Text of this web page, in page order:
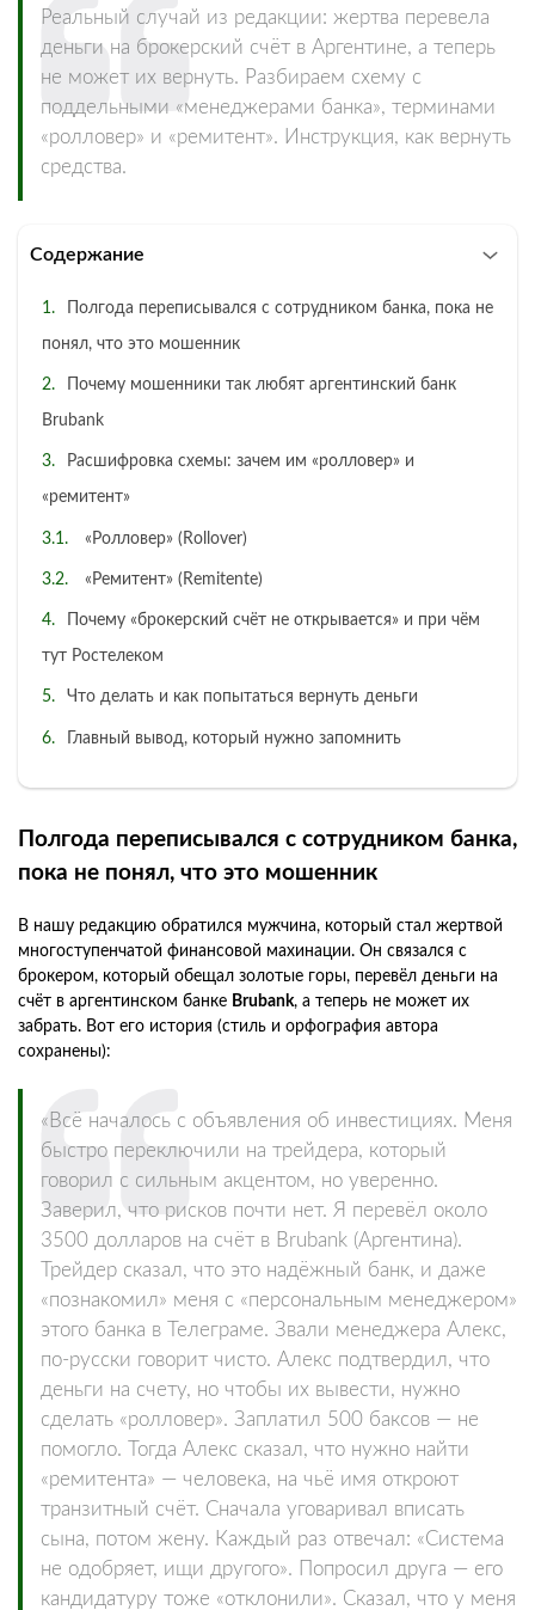
Реальный случай из редакции: жертва перевела
деньги на брокерский счёт в Аргентине, а теперь
не может их вернуть. Разбираем схему с
поддельными «менеджерами банка», терминами
«ролловер» и «ремитент». Инструкция, как вернуть
средства.
Содержание
Полгода переписывался с сотрудником банка, пока не
понял, что это мошенник
Почему мошенники так любят аргентинский банк
Brubank
Расшифровка схемы: зачем им «ролловер» и
«ремитент»
«Ролловер» (Rollover)
«Ремитент» (Remitente)
Почему «брокерский счёт не открывается» и при чём
тут Ростелеком
Что делать и как попытаться вернуть деньги
Главный вывод, который нужно запомнить
Полгода переписывался с сотрудником банка,
пока не понял, что это мошенник
В нашу редакцию обратился мужчина, который стал жертвой
многоступенчатой финансовой махинации. Он связался с
брокером, который обещал золотые горы, перевёл деньги на
счёт в аргентинском банке Brubank, а теперь не может их
забрать. Вот его история (стиль и орфография автора
сохранены):
«Всё началось с объявления об инвестициях. Меня
быстро переключили на трейдера, который
говорил с сильным акцентом, но уверенно.
Заверил, что рисков почти нет. Я перевёл около
3500 долларов на счёт в Brubank (Аргентина).
Трейдер сказал, что это надёжный банк, и даже
«познакомил» меня с «персональным менеджером»
этого банка в Телеграме. Звали менеджера Алекс,
по-русски говорит чисто. Алекс подтвердил, что
деньги на счету, но чтобы их вывести, нужно
сделать «ролловер». Заплатил 500 баксов — не
помогло. Тогда Алекс сказал, что нужно найти
«ремитента» — человека, на чьё имя откроют
транзитный счёт. Сначала уговаривал вписать
сына, потом жену. Каждый раз отвечал: «Система
не одобряет, ищи другого». Попросил друга — его
кандидатуру тоже «отклонили». Сказал, что у меня